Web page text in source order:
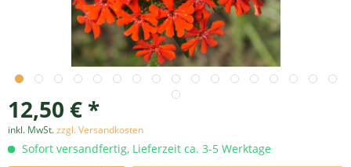
12,50 € *
inkl. MwSt.zzgl. Versandkosten
Sofort versandfertig, Lieferzeit ca. 3-5 Werktage